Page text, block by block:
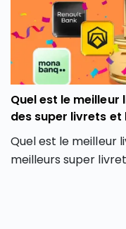
Quel est le
des super livrets
Quel est le meilleur
meilleurs super